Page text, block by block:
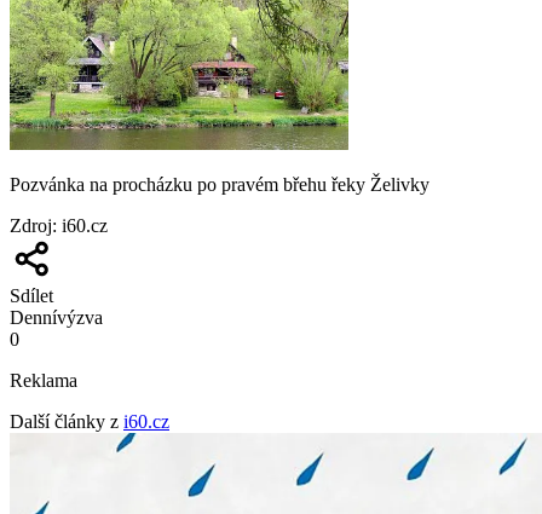
Pozvánka na procházku po pravém břehu řeky Želivky
Zdroj: i60.cz
Sdílet
Dennívýzva
0
Reklama
Další články z i60.cz